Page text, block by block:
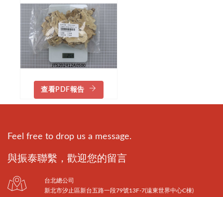
查看PDF報告
Feel free to drop us a message.
與振泰聯繫，歡迎您的留言
台北總公司
新北市汐止區新台五路一段79號13F-7(遠東世界中心C棟)